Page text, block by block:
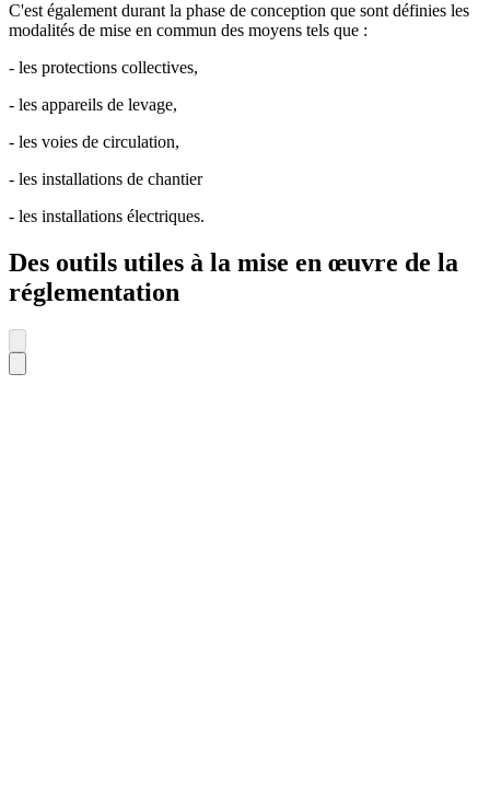
C'est également durant la phase de conception que sont définies les
modalités de mise en commun des moyens tels que :
- les protections collectives,
- les appareils de levage,
- les voies de circulation,
- les installations de chantier
- les installations électriques.
Des outils utiles à la mise en œuvre de la
réglementation